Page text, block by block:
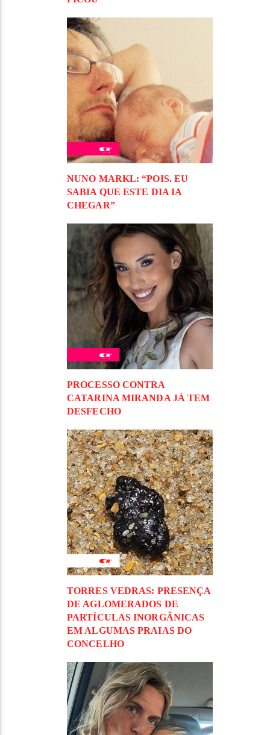
NUNO MARKL: “POIS. EU
SABIA QUE ESTE DIA IA
CHEGAR”
PROCESSO CONTRA
CATARINA MIRANDA JÁ TEM
DESFECHO
TORRES VEDRAS: PRESENÇA
DE AGLOMERADOS DE
PARTÍCULAS INORGÂNICAS
EM ALGUMAS PRAIAS DO
CONCELHO